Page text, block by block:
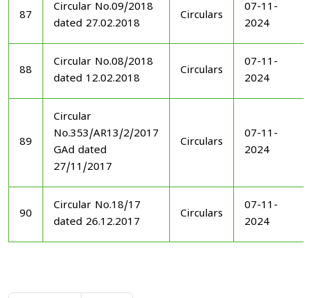
87
Circular No.09/2018
dated 27.02.2018
Circulars
07-11-
2024
88
Circular No.08/2018
dated 12.02.2018
Circulars
07-11-
2024
89
Circular
No.353/AR13/2/2017
GAd dated
27/11/2017
Circulars
07-11-
2024
90
Circular No.18/17
dated 26.12.2017
Circulars
07-11-
2024